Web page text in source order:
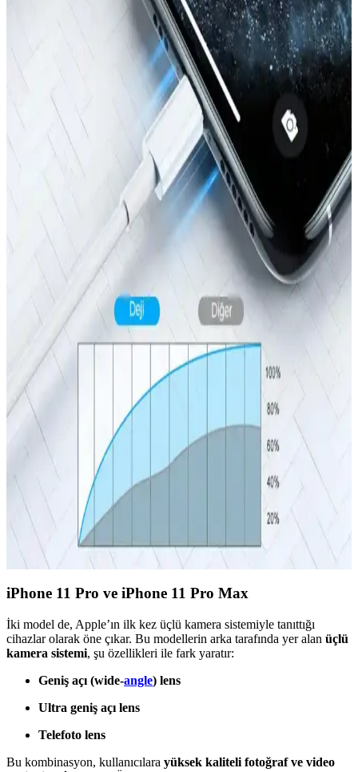
iPhone 14 Plus Kılıf Trendleri ve Güncel Tasarım
iPhone 14 Plus kılıf trendleri, dayanıklılık, şıklık ve fonksiyonellik
odaklı tasarımlarla öne çıkıyor. Malzeme seçimleri ve kullanıcı
beklentileri doğrultusunda en uygun seçenekleri keşfedin.
iPhone 14 Plus için En İyi Dayanıklı ve Estetik Kılıf
Tavsiyeleri
İPhone 14 Plus için dayanıklı, şık ve koruma sağlayan kılıf
önerileriyle cihazınızı güvenle kullanın, malzeme ve tasarım
seçenekleriyle kişisel tarzınıza uygun modelleri keşfedin.
iPhone 15 Pil Performansı ve Günlük Kullanımda
Enerji Verimliliği Analizi
iPhone 15'in pil kapasitesi ve teknolojisi hakkında net bilgiler
olmamasına rağmen, kullanım alışkanlıkları ve ayarlarla pil ömrünü
uzatmak mümkün. Enerji tasarrufu yöntemleriyle verimli kullanım
Beyaz iPhone 14 128 GB: Şık Tasarım ve Güncel
Kullanım Deneyimleri
Beyaz iPhone 14 128 GB, şık tasarımı ve yüksek depolama
kapasitesiyle dikkat çeker. Güncel özellikleri ve kullanıcı
deneyimleriyle, teknolojiyi yakından takip edenler için ideal bir
seçenek sunar.
iPhone 15 Pro Max için En Uygun Şarj Kablosu
Seçimi ve Karşılaştırma Rehberi
iPhone 15 Pro Max için uygun şarj kablosu seçerken uyumluluk,
malzeme kalitesi ve şarj hızı önemli. Orijinal veya sertifikalı kablolar
güvenlik ve performansı artırır.
iPhone 11 Pro ve iPhone 11 Pro Max
İki model de, Apple’ın ilk kez üçlü kamera sistemiyle tanıttığı
cihazlar olarak öne çıkar. Bu modellerin arka tarafında yer alan üçlü
kamera sistemi, şu özellikleri ile fark yaratır:
Geniş açı (wide-angle) lens
Ultra geniş açı lens
Telefoto lens
Bu kombinasyon, kullanıcılara yüksek kaliteli fotoğraf ve video